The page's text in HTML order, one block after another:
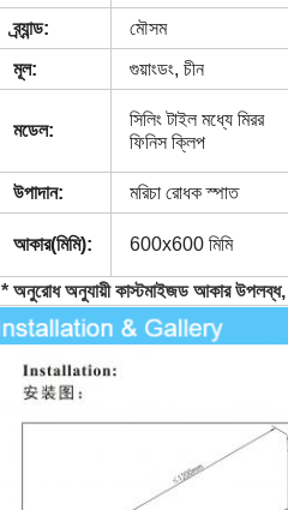
ব্র্যান্ড: মৌসম
মূল:
গুয়াংডং, চীন
মডেল:
সিলিং টাইল মধ্যে মিরর
ফিনিস ক্লিপ
উপাদান: মরিচা রোধক স্পাত
আকার(মিমি): 600x600 মিমি
* অনুরোধ অনুযায়ী কাস্টমাইজড আকার